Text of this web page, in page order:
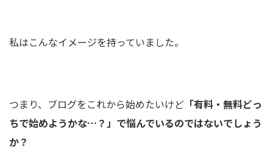
私はこんなイメージを持っていました。
つまり、ブログをこれから始めたいけど 「有料・無料どっ
ちで始めようかな…？」で悩んでいるのではないでしょう
か？